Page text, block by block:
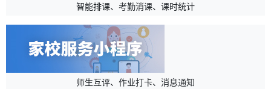
智能排课、考勤消课、课时统计
师生互评、作业打卡、消息通知